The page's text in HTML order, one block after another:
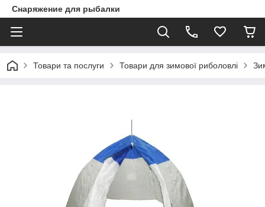
Снаряжение для рыбалки
Товари та послуги Товари для зимової риболовлі